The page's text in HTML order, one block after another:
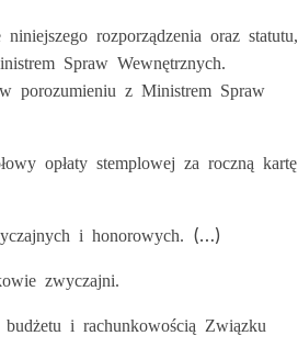
rozporządzenia oraz statutu,
Spraw Wewnętrznych.
porozumieniu z Ministrem Spraw
opłaty stemplowej za roczną kartę
i honorowych. (…)
zwyczajni.
i rachunkowością Związku